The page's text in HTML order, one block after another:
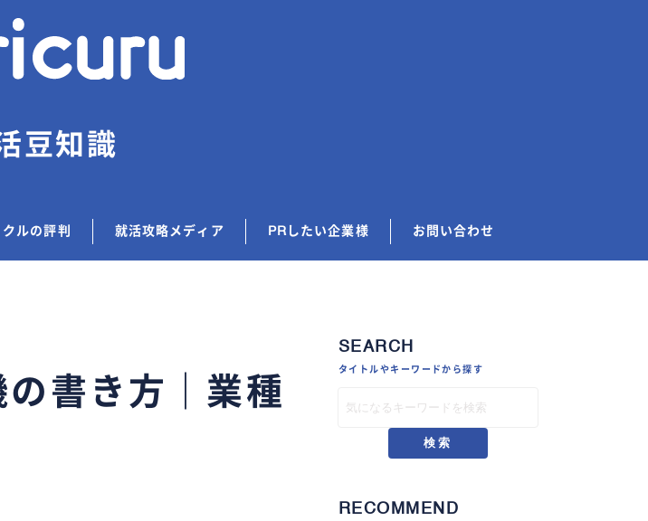
豆知識
クルの評判 就活攻略メディア PRしたい企業様 お問い合わせ
書き方｜業種
SEARCH
タイトルやキーワードから探す
検索
RECOMMEND